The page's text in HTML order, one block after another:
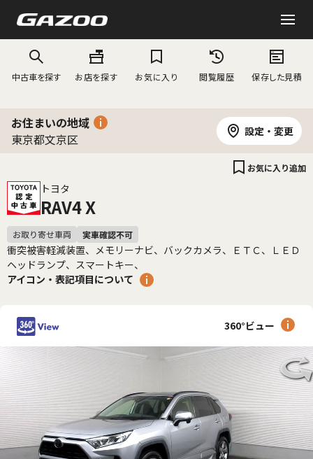
中古車を探す お店を探す お気に入り 閲覧履歴 保存した見積
お住まいの地域
東京都文京区
設定・変更
トヨタ
RAV4 X
お気に入り追加
衝突被害軽減装置、メモリーナビ、バックカメラ、ＥＴＣ、ＬＥＤ
ヘッドランプ、スマートキー、
アイコン・表記項目について
360°ビュー